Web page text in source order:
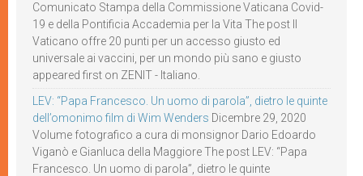
Comunicato Stampa della Commissione Vaticana Covid-
19 e della Pontificia Accademia per la Vita The post Il
Vaticano offre 20 punti per un accesso giusto ed
universale ai vaccini, per un mondo più sano e giusto
appeared first on ZENIT - Italiano.
LEV: “Papa Francesco. Un uomo di parola”, dietro le quinte
dell’omonimo film di Wim Wenders Dicembre 29, 2020
Volume fotografico a cura di monsignor Dario Edoardo
Viganò e Gianluca della Maggiore The post LEV: “Papa
Francesco. Un uomo di parola”, dietro le quinte